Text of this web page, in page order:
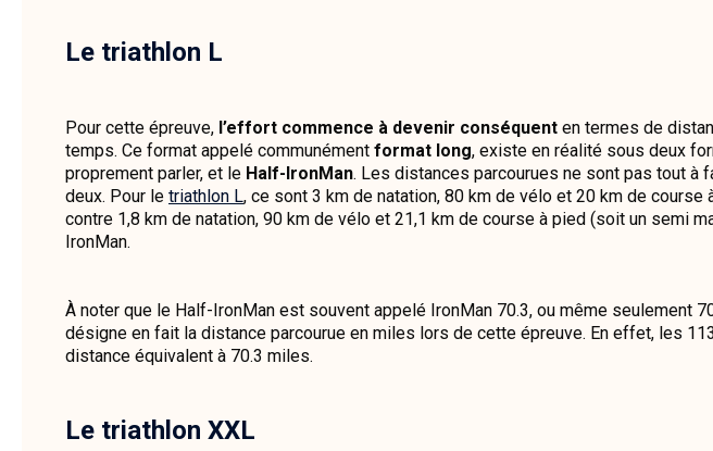
Le triathlon L
Pour cette épreuve, l’effort commence à devenir conséquent en termes de
temps. Ce format appelé communément format long, existe en réalité sous deux
proprement parler, et le Half-IronMan. Les distances parcourues ne sont pas tout à
deux. Pour le triathlon L, ce sont 3 km de natation, 80 km de vélo et 20 km de course
contre 1,8 km de natation, 90 km de vélo et 21,1 km de course à pied (soit un semi
IronMan.
À noter que le Half-IronMan est souvent appelé IronMan 70.3, ou même seulement
désigne en fait la distance parcourue en miles lors de cette épreuve. En effet, les
distance équivalent à 70.3 miles.
Le triathlon XXL